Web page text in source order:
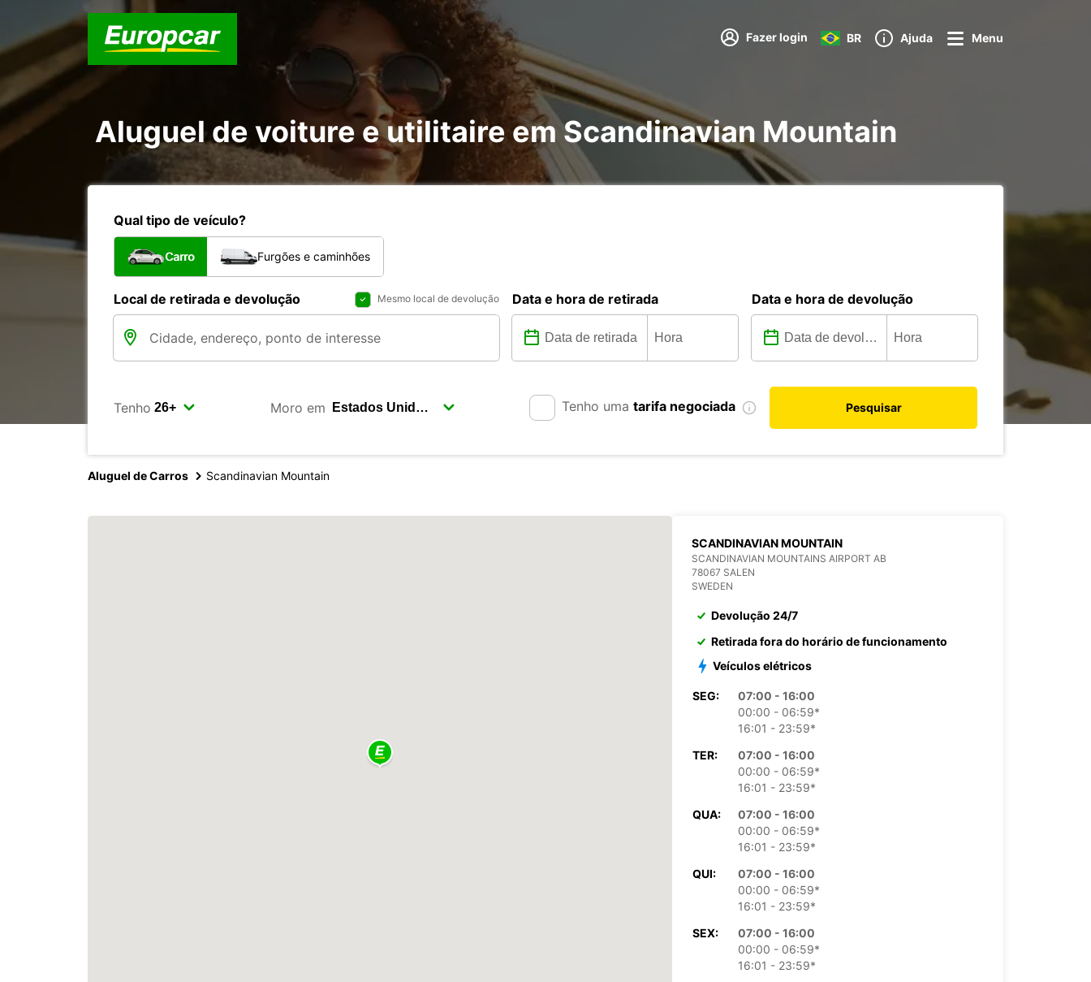
Fazer login BR Ajuda Menu
Aluguel de voiture e utilitaire em Scandinavian Mountain
Qual tipo de veículo?
Carro Furgões e caminhões
Local de retirada e devolução Mesmo local de devolução Data e hora de retirada Data e hora de devolução
Tenho Moro em Tenho uma tarifa negociada Pesquisar
Aluguel de Carros Scandinavian Mountain
SCANDINAVIAN MOUNTAIN
SCANDINAVIAN MOUNTAINS AIRPORT AB
78067 SALEN
SWEDEN
Devolução 24/7
Retirada fora do horário de funcionamento
Veículos elétricos
SEG:
07:00 - 16:00
00:00 - 06:59*
16:01 - 23:59*
TER:
07:00 - 16:00
00:00 - 06:59*
16:01 - 23:59*
QUA:
07:00 - 16:00
00:00 - 06:59*
16:01 - 23:59*
QUI:
07:00 - 16:00
00:00 - 06:59*
16:01 - 23:59*
SEX:
07:00 - 16:00
00:00 - 06:59*
16:01 - 23:59*